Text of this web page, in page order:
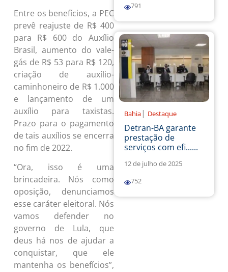
Entre os benefícios, a PEC
prevê reajuste de R$ 400
para R$ 600 do Auxílio
Brasil, aumento do vale-
gás de R$ 53 para R$ 120,
criação de auxílio-
caminhoneiro de R$ 1.000
e lançamento de um
auxílio para taxistas.
Prazo para o pagamento
de tais auxílios se encerra
no fim de 2022.
“Ora, isso é uma
brincadeira. Nós como
oposição, denunciamos
esse caráter eleitoral. Nós
vamos defender no
governo de Lula, que
deus há nos de ajudar a
conquistar, que ele
mantenha os benefícios”,
791
Bahia | Destaque
Detran-BA garante
prestação de
serviços com efi......
12 de julho de 2025
752